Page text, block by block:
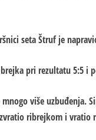
seta Štruf je
pri rezultatu 5:5 i
više uzbuđenja.
ribrejkom i vratio